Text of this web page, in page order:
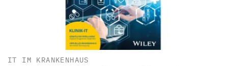
IT IM KRANKENHAUS